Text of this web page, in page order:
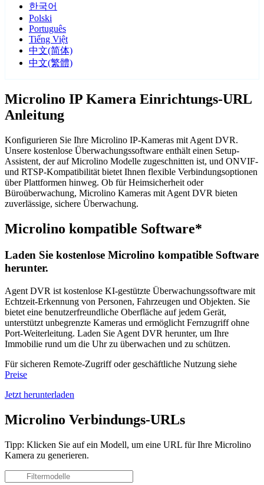
한국어
Polski
Português
Tiếng Việt
中文(简体)
中文(繁體)
Microlino IP Kamera Einrichtungs-URL
Anleitung
Konfigurieren Sie Ihre Microlino IP-Kameras mit Agent DVR.
Unsere kostenlose Überwachungssoftware enthält einen Setup-
Assistent, der auf Microlino Modelle zugeschnitten ist, und ONVIF-
und RTSP-Kompatibilität bietet Ihnen flexible Verbindungsoptionen
über Plattformen hinweg. Ob für Heimsicherheit oder
Büroüberwachung, Microlino Kameras mit Agent DVR bieten
zuverlässige, sichere Überwachung.
Microlino kompatible Software*
Laden Sie kostenlose Microlino kompatible Software
herunter.
Agent DVR ist kostenlose KI-gestützte Überwachungssoftware mit
Echtzeit-Erkennung von Personen, Fahrzeugen und Objekten. Sie
bietet eine benutzerfreundliche Oberfläche auf jedem Gerät,
unterstützt unbegrenzte Kameras und ermöglicht Fernzugriff ohne
Port-Weiterleitung. Laden Sie Agent DVR herunter, um Ihre
Immobilie rund um die Uhr zu überwachen und zu schützen.
Für sicheren Remote-Zugriff oder geschäftliche Nutzung siehe
Preise
Jetzt herunterladen
Microlino Verbindungs-URLs
Tipp: Klicken Sie auf ein Modell, um eine URL für Ihre Microlino
Kamera zu generieren.